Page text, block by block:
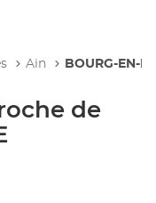
Ain BOURG-EN-
de